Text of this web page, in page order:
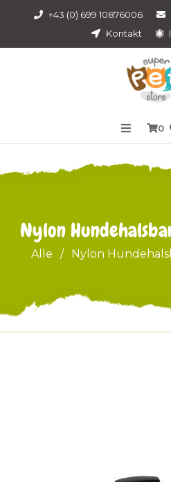
+43 (0) 699 10876006
Kontakt
0
Nylon
Alle / Nylon